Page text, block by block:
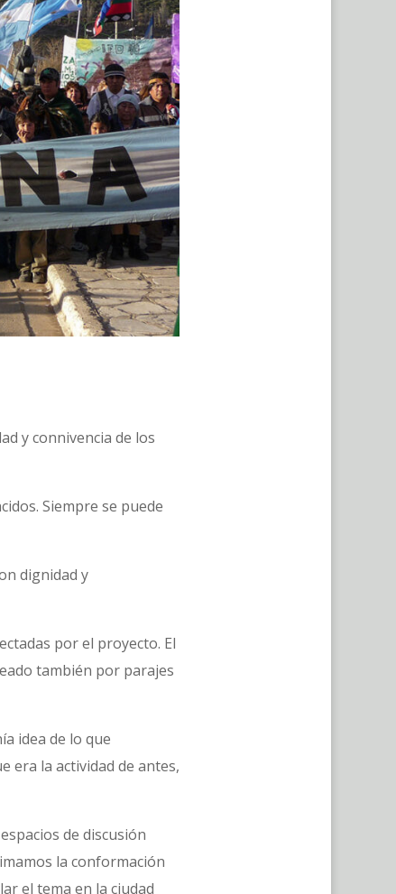
y connivencia de los
Siempre se puede
dignidad y
por el proyecto. El
también por parajes
idea de lo que
era la actividad de antes,
de discusión
la conformación
el tema en la ciudad